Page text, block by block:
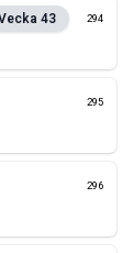
43 294
295
296